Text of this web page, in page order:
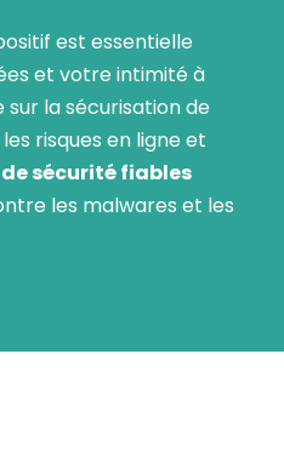
est essentielle
et votre intimité à
sur la sécurisation de
risques en ligne et
sécurité fiables
les malwares et les